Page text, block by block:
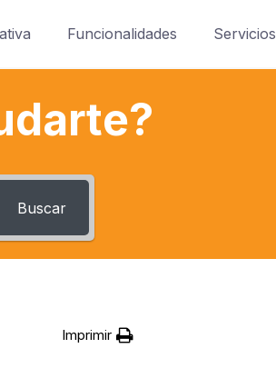
Funcionalidades Servicios
Buscar
Imprimir